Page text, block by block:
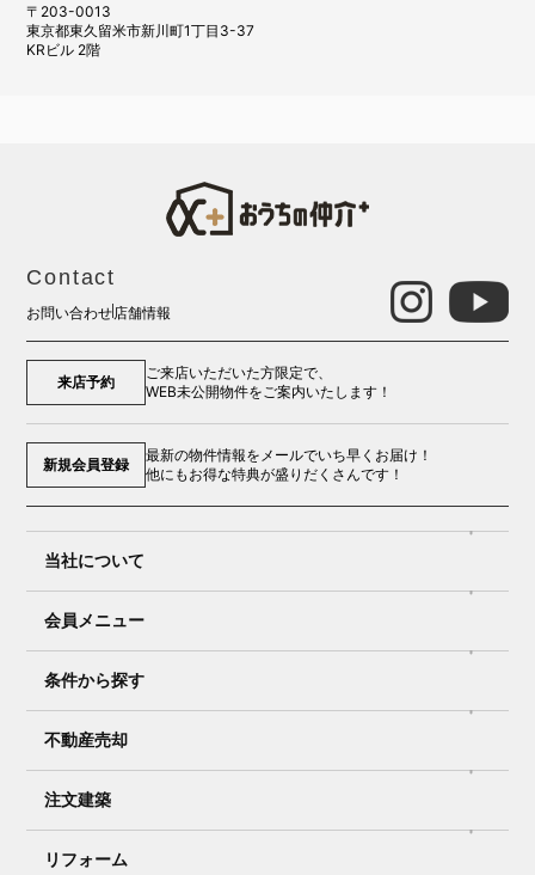
〒203-0013
東京都東久留米市新川町1丁目3-37
KRビル 2階
Contact
お問い合わせ 店舗情報
来店予約
ご来店いただいた方限定で、
WEB未公開物件をご案内いたします！
新規会員登録
最新の物件情報をメールでいち早くお届け！
他にもお得な特典が盛りだくさんです！
当社について
会員メニュー
条件から探す
不動産売却
注文建築
リフォーム